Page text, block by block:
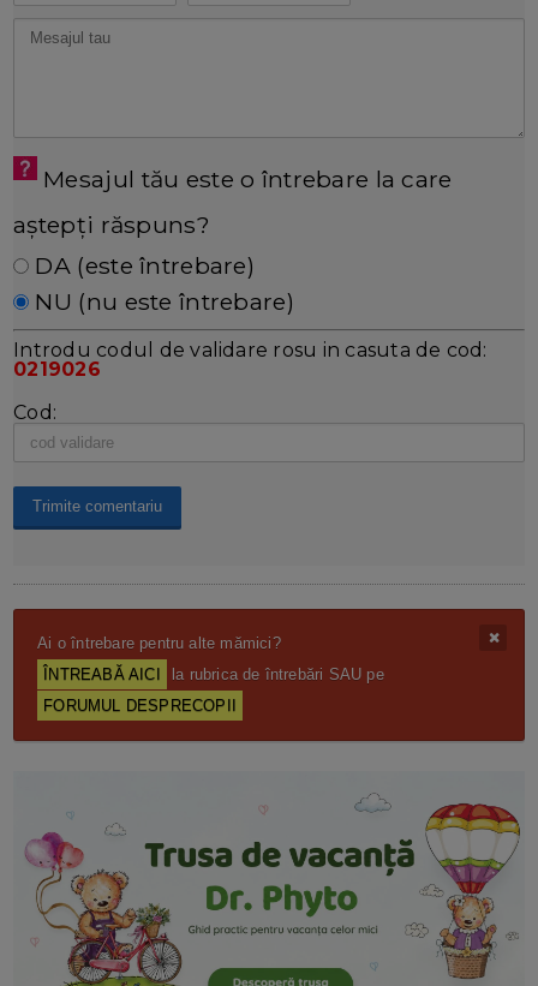
Mesajul tău este o întrebare la care
aștepți răspuns?
DA (este întrebare)
NU (nu este întrebare)
Introdu codul de validare rosu in casuta de cod:
0219026
Cod:
Ai o întrebare pentru alte mămici?
ÎNTREABĂ AICI
la rubrica de întrebări SAU pe
FORUMUL DESPRECOPII